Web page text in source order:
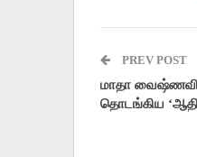
PREV POST
மாதா வைஷ்ணவி
தொடங்கிய ‘ஆதி